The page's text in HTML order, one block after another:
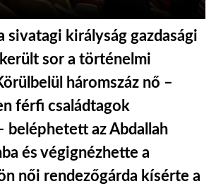
sivatagi királyság gazdasági
sor a történelmi
háromszáz nő –
férfi családtagok
beléphetett az Abdallah
és végignézhette a
női rendezőgárda kísérte a